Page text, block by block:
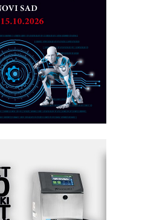
svoju toplinsku
pravca MINI-
standard metrologije
Robotika vođena
revolucioniše
i brzo
prototipova
rešenja za
i logističke